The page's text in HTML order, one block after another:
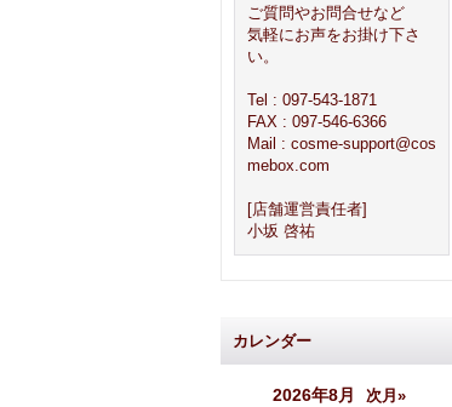
ご質問やお問合せなど
気軽にお声をお掛け下さ
い。
Tel : 097-543-1871
FAX : 097-546-6366
Mail : cosme-support@cos
mebox.com
[店舗運営責任者]
小坂 啓祐
カレンダー
2026年8月 次月»